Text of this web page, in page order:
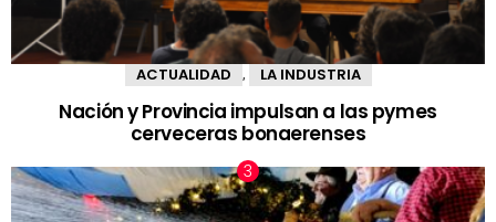
ACTUALIDAD , LA INDUSTRIA
Nación y Provincia impulsan a las pymes
cerveceras bonaerenses